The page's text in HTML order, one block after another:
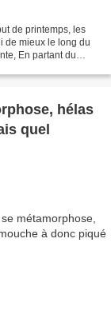
de printemps, les
de mieux le long du
En partant du
hélas